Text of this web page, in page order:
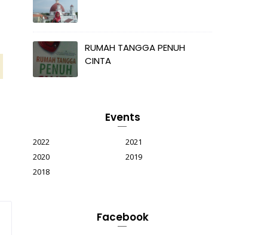
RUMAH TANGGA PENUH
CINTA
Events
2022
2021
2020
2019
2018
Facebook